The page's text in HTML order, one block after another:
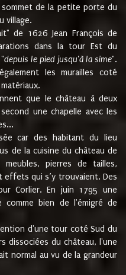
de la petite porte du
village.
de 1626 Jean François de
dans la tour Est du
depuis le pied jusqu'à la sime".
les murailles coté
que le château à deux
une chapelle avec les
car des habitant du lieu
de la cuisine du château de
pierres de tailles,
qui s’y trouvaient. Des
Corlier. En juin 1795 une
comme bien de l'émigré de
d'une tour coté Sud du
dissociées du château, l'une
normal au vu de la grandeur